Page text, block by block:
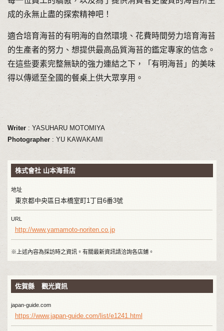
成的永無止盡的探索精神吧！
適合培育海苔的有明海的自然環境、花費時間勞力培育海苔
的生產者的努力、想提供最高品質海苔的鑑定專家的信念。
在這些要素完整無缺的強力連結之下，「有明海苔」的美味
得以傳遞至全國的餐桌上供大眾享用。
Writer: YASUHARU MOTOMIYA
Photographer: YU KAWAKAMI
株式會社 山本海苔店
地址
東京都中央區日本橋室町1丁目6番3號
URL
http://www.yamamoto-noriten.co.jp
※上述內容為採訪時之資訊。有關最新資訊請洽詢各店鋪。
佐賀縣 觀光資訊
japan-guide.com
https://www.japan-guide.com/list/e1241.html